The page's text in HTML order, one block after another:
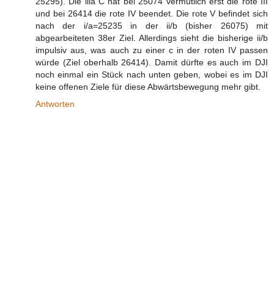
und bei 26414 die rote IV beendet. Die rote V befindet sich
nach der i/a=25235 in der ii/b (bisher 26075) mit
abgearbeiteten 38er Ziel. Allerdings sieht die bisherige ii/b
impulsiv aus, was auch zu einer c in der roten IV passen
würde (Ziel oberhalb 26414). Damit dürfte es auch im DJI
noch einmal ein Stück nach unten geben, wobei es im DJI
keine offenen Ziele für diese Abwärtsbewegung mehr gibt.
Antworten